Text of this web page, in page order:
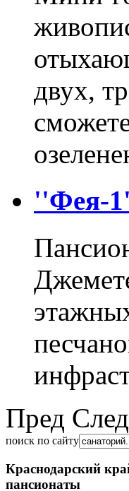
двух,
''Фея-
Пред След
поиск по сайту
Краснодарский
пансионаты